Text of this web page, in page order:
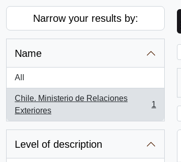
Narrow your results by:
Name
All
Chile. Ministerio de Relaciones
Exteriores
, 1 results
1
Level of description